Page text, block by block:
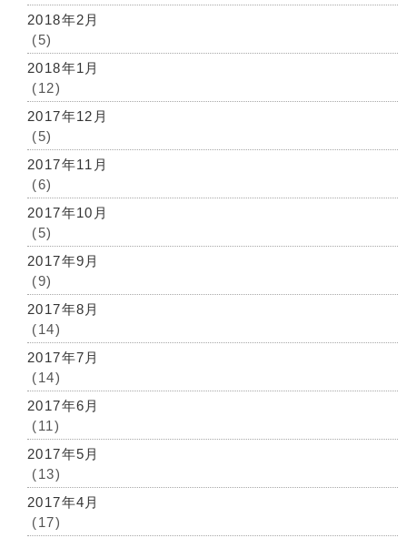
2018年2月
(5)
2018年1月
(12)
2017年12月
(5)
2017年11月
(6)
2017年10月
(5)
2017年9月
(9)
2017年8月
(14)
2017年7月
(14)
2017年6月
(11)
2017年5月
(13)
2017年4月
(17)